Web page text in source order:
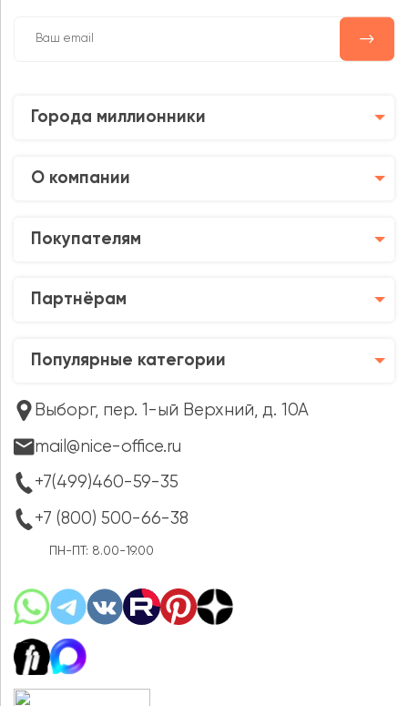
Города миллионники
О компании
Покупателям
Партнёрам
Популярные категории
Выборг, пер. 1-ый Верхний, д. 10А
mail@nice-office.ru
+7(499)460-59-35
+7 (800) 500-66-38
ПН-ПТ: 8.00-19.00